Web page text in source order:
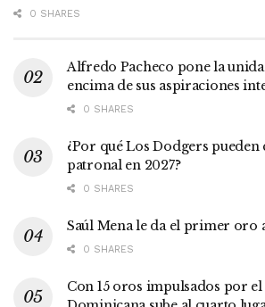
0 SHARES
Alfredo Pacheco pone la
encima de sus aspiraciones
0 SHARES
¿Por qué Los Dodgers pueden
patronal en 2027?
0 SHARES
Saúl Mena le da el primer oro
0 SHARES
Con 15 oros impulsados por el